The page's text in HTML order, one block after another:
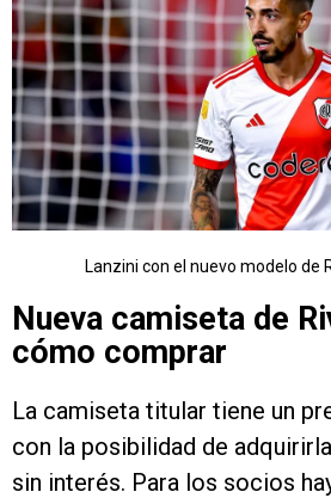
Lanzini con el nuevo modelo de
Nueva camiseta de
cómo comprar
La camiseta titular tiene un
con la posibilidad de
sin interés. Para los socios